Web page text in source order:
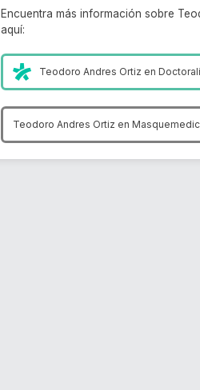
Encuentra más información sobre
aquí:
Teodoro Andres Ortiz en
Teodoro Andres Ortiz en